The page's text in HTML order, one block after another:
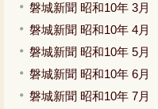
磐城新聞 昭和10年 3月
磐城新聞 昭和10年 4月
磐城新聞 昭和10年 5月
磐城新聞 昭和10年 6月
磐城新聞 昭和10年 7月